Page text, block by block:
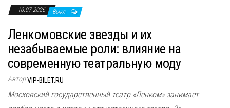
10.07.2026 Выкл.
Ленкомовские звезды и их
незабываемые роли: влияние на
современную театральную моду
АвторVIP-BILET.RU
Московский государственный театр «Ленком» занимает